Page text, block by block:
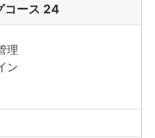
コース 24
理
ン